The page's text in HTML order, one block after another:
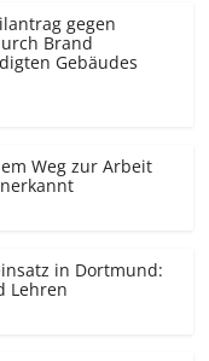
gegen
Brand
Gebäudes
Weg zur Arbeit
in Dortmund:
Lehren